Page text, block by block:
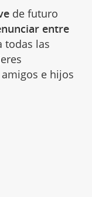
de futuro
entre
todas las
e hijos